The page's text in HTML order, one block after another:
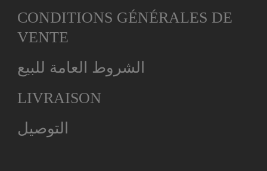
CONDITIONS GÉNÉRALES DE
VENTE
الشروط العامة للبيع
LIVRAISON
التوصيل